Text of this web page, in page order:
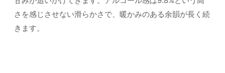
さを感じさせない滑らかさで、暖かみのある余韻が長く続
きます。